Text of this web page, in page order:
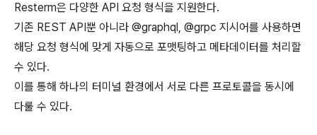
Resterm은 다양한 API 요청 형식을 지원한다.
기존 REST API뿐 아니라 @graphql, @grpc 지시어를 사용하면
해당 요청 형식에 맞게 자동으로 포맷팅하고 메타데이터를 처리할
수 있다.
이를 통해 하나의 터미널 환경에서 서로 다른 프로토콜을 동시에
다룰 수 있다.